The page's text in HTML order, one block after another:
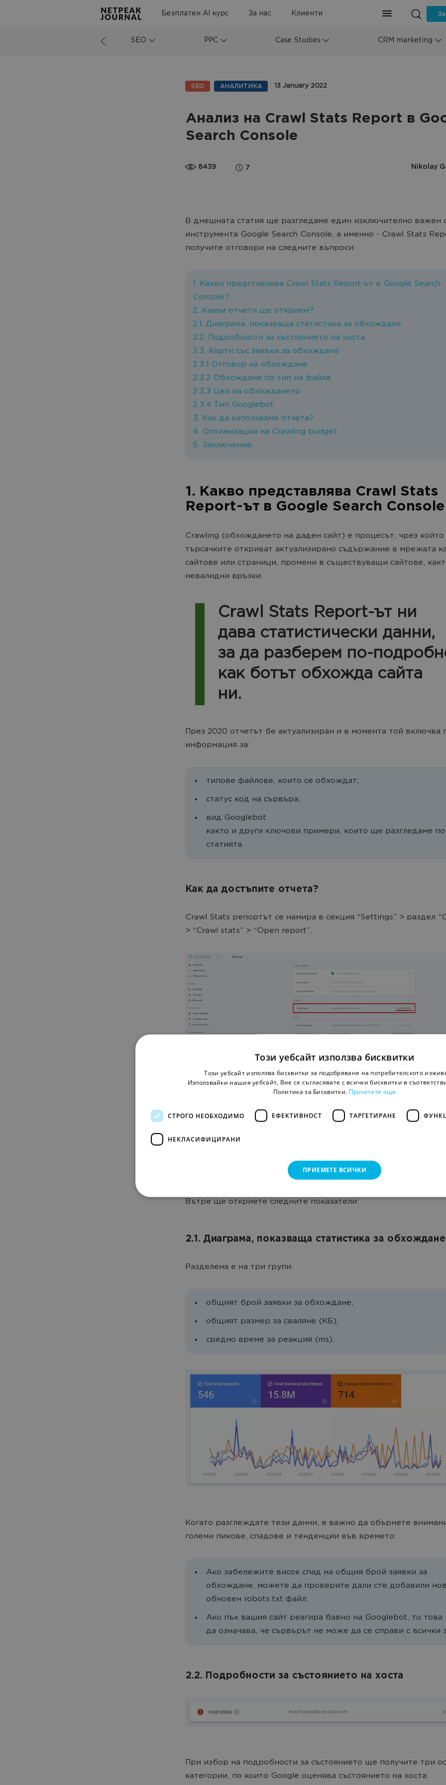
Безплатен AI курс За нас Клиенти
SEO PPC Case Studies CRM marketing
SEO AНАЛИТИКА 13 January 2022
Анализ на Crawl Stats Report в
Search Console
8439 7 Nikolay
В днешната статия ще разгледаме един изключително важен
инструмента Google Search Console, а именно - Crawl Stats
получите отговори на следните въпроси:
1. Какво представлява Crawl Stats Report-ът в Google Search
Console?
2. Какви отчети ще открием?
2.1. Диаграма, показваща статистика за обхождане
2.2. Подробности за състоянието на хоста
2.3. Карти със заявки за обхождане
2.3.1 Отговор на обхождане
2.3.2 Обхождане по тип на файла
2.3.3 Цел на обхождането
2.3.4 Тип Googlebot
3. Как да използваме отчета?
4. Оптимизация на Crawling budget
5. Заключение
1. Какво представлява Crawl Stats
Report-ът в Google Search
Crawling (обхождането на даден сайт) е процесът, чрез който
търсачките откриват актуализирано съдържание в мрежата
сайтове или страници, промени в съществуващи сайтове,
невалидни връзки.
Crawl Stats Report-ът ни
дава статистически данни,
за да разберем по-
как ботът обхожда сайта
ни.
През 2020 отчетът бе актуализиран и в момента той включва
информация за:
типове файлове, които се обхождат;
статус код на сървъра;
вид Googlebot
както и други ключови примери, които ще разгледаме
статията.
Как да достъпите отчета?
Crawl Stats репортът се намира в секция “Settings” > раздел
> “Crawl stats” > “Open report”.
Репортът съдържа статистически данни за това как Google е
сайтът ви за последните 90 дни.
Вътре ще откриете следните показатели:
2.1. Диаграма, показваща статистика за обхождане
Разделена е на три групи:
общият брой заявки за обхождане;
общият размер за сваляне (КБ);
средно време за реакция (ms).
Когато разглеждате тези данни, е важно да обърнете
големи пикове, спадове и тенденции във времето:
Ако забележите висок спад на общия брой заявки за
обхождане, можете да проверите дали сте добавили
обновен robots.txt файл.
Ако пък вашия сайт реагира бавно на Googlebot, то
да означава, че сървърът не може да се справи с всички
2.2. Подробности за състоянието на хоста
При избор на подробности за състоянието ще получите три
категории, по които Google оценява състоянието на хоста:
Този уебсайт използва бисквитки
Този уебсайт използва бисквитки за подобряване на потребителското
Използвайки нашия уебсайт, Вие се съгласявате с всички бисквитки в
Политика за Бисквитки. Прочетете още
СТРОГО НЕОБХОДИМО ЕФЕКТИВНОСТ ТАРГЕТИРАНЕ
НЕКЛАСИФИЦИРАНИ
ПРИЕМЕТЕ ВСИЧКИ